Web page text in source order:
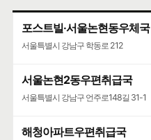
구글 🧭 카카오🐤 네이버 🦖
포스트빌·서울논현동우체국
서울특별시 강남구 학동로 212
서울논현2동우편취급국
서울특별시 강남구 언주로148길 31-1
해청아파트우편취급국